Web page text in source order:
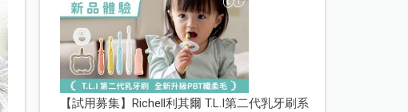
【試用募集】Richell利其爾 T.L.I第二代乳牙刷系